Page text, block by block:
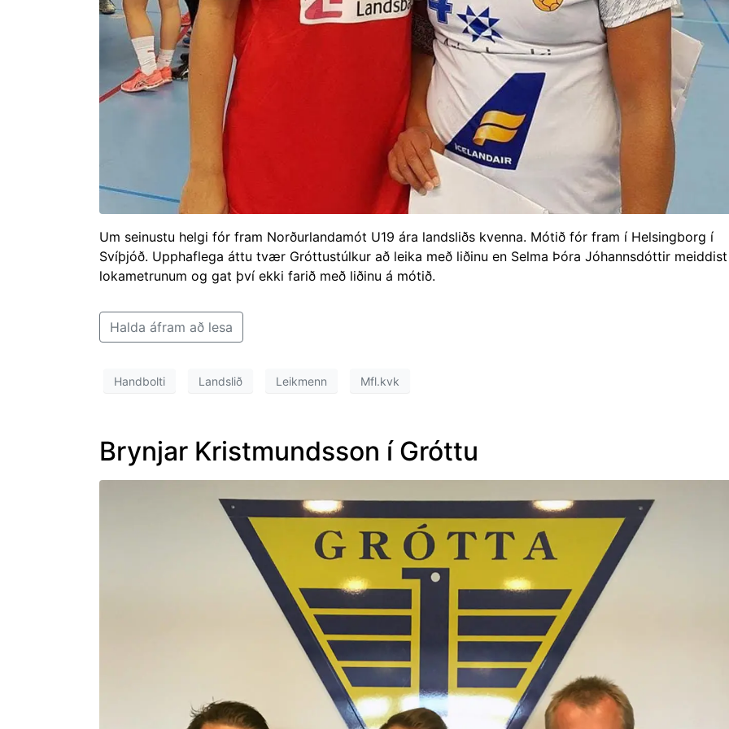
Um seinustu helgi fór fram Norðurlandamót U19 ára landsliðs kvenna. Mótið fór fram í Helsingborg í
Svíþjóð. Upphaflega áttu tvær Gróttustúlkur að leika með liðinu en Selma Þóra Jóhannsdóttir
lokametrunum og gat því ekki farið með liðinu á mótið.
Halda áfram að lesa
Handbolti Landslið Leikmenn Mfl.kvk
Brynjar Kristmundsson í Gróttu